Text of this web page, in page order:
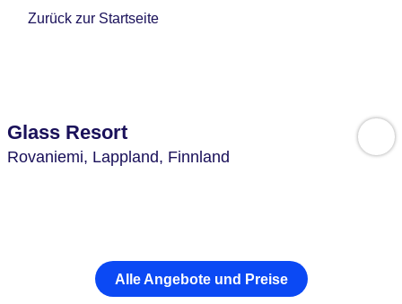
Zurück zur Startseite
Glass Resort
Rovaniemi, Lappland, Finnland
Alle Angebote und Preise